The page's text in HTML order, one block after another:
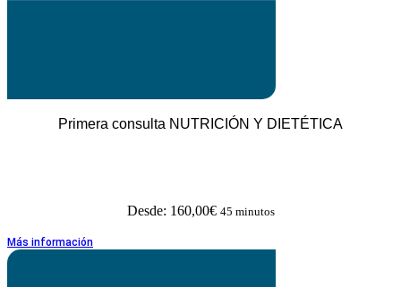
Primera consulta NUTRICIÓN Y DIETÉTICA
Desde: 160,00€ 45 minutos
Más información